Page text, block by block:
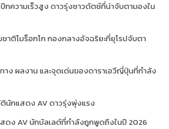
กความเร็วสูง ดาวรุ่งชาวดัตช์ที่น่าจับตามองใน
าติโมร็อกโก กองกลางอัจฉริยะที่ยุโรปจับตา
ทาง ผลงาน และจุดเด่นของดาราเอวีญี่ปุ่นที่กำลัง
วัตินักแสดง AV ดาวรุ่งพุ่งแรง
สดง AV นักบัลเลต์ที่กำลังถูกพูดถึงในปี 2026